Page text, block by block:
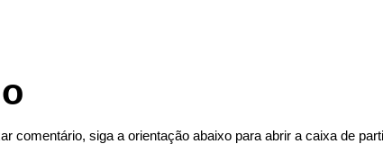
comentário, siga a orientação abaixo para abrir a caixa de